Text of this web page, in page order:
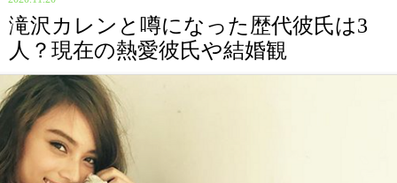
滝沢カレンと噂になった歴代彼氏は3
人？現在の熱愛彼氏や結婚観